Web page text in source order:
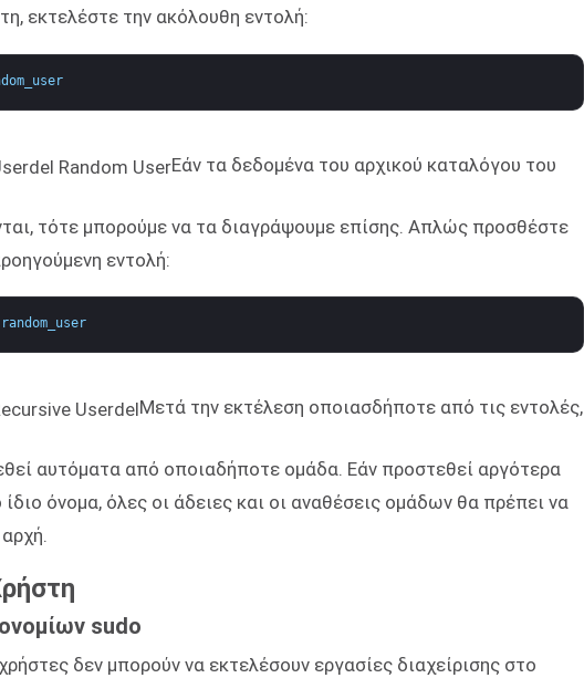
εκτελέστε την ακόλουθη εντολή:
Εάν τα δεδομένα του αρχικού καταλόγου του
τότε μπορούμε να τα διαγράψουμε επίσης. Απλώς προσθέστε
εντολή:
random_user
Μετά την εκτέλεση οποιασδήποτε από τις εντολές,
αυτόματα από οποιαδήποτε ομάδα. Εάν προστεθεί αργότερα
όνομα, όλες οι άδειες και οι αναθέσεις ομάδων θα πρέπει να
sudo
δεν μπορούν να εκτελέσουν εργασίες διαχείρισης στο